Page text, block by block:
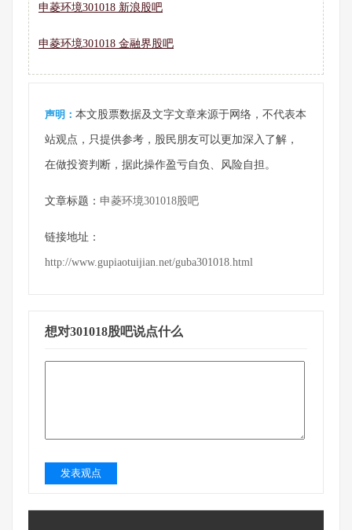
申菱环境301018 新浪股吧
申菱环境301018 金融界股吧
声明： 本文股票数据及文字文章来源于网络，不代表本
站观点，只提供参考，股民朋友可以更加深入了解，
在做投资判断，据此操作盈亏自负、风险自担。
文章标题： 申菱环境301018股吧
链接地址：
http://www.gupiaotuijian.net/guba301018.html
想对301018股吧说点什么
发表观点